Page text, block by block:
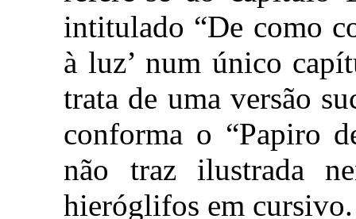
intitulado “De como
à luz’ num único
trata de uma versão
conforma o “Papiro
não traz ilustrada
hieróglifos em cursivo.